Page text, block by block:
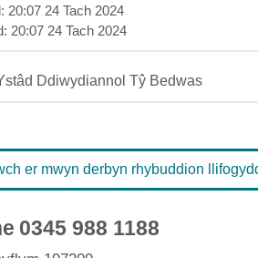
20:07 24 Tach 2024
20:07 24 Tach 2024
Ddiwydiannol Tŷ Bedwas
er mwyn derbyn rhybuddion
0345 988 1188